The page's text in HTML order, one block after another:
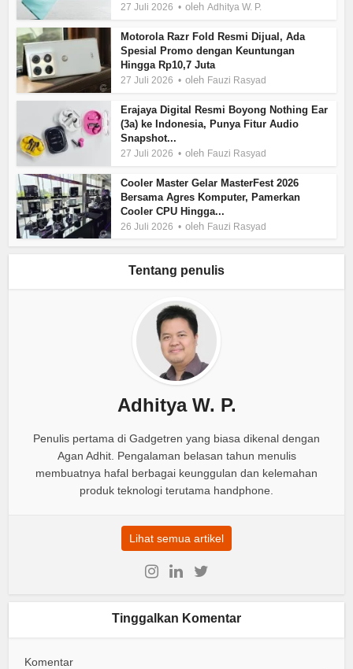
27 Juli 2026 olehAdhitya W. P.
Motorola Razr Fold Resmi Dijual, Ada
Spesial Promo dengan Keuntungan
Hingga Rp10,7 Juta
27 Juli 2026 oleh Fauzi Rasyad
Erajaya Digital Resmi Boyong Nothing Ear
(3a) ke Indonesia, Punya Fitur Audio
Snapshot...
27 Juli 2026 oleh Fauzi Rasyad
Cooler Master Gelar MasterFest 2026
Bersama Agres Komputer, Pamerkan
Cooler CPU Hingga...
26 Juli 2026 oleh Fauzi Rasyad
Tentang penulis
Adhitya W. P.
Penulis pertama di Gadgetren yang biasa dikenal dengan
Agan Adhit. Pengalaman belasan tahun menulis
membuatnya hafal berbagai keunggulan dan kelemahan
produk teknologi terutama handphone.
Lihat semua artikel
Tinggalkan Komentar
Komentar